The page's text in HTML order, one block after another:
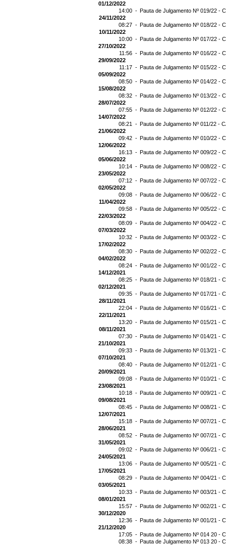
01/12/2022
14:00 - Pauta de Julgamento Nº 019/22 -
24/11/2022
08:27 - Pauta de Julgamento Nº 018/22 -
10/11/2022
10:00 - Pauta de Julgamento Nº 017/22 -
27/10/2022
11:56 - Pauta de Julgamento Nº 016/22 -
29/09/2022
11:17 - Pauta de Julgamento Nº 015/22 -
05/09/2022
08:50 - Pauta de Julgamento Nº 014/22 -
15/08/2022
08:32 - Pauta de Julgamento Nº 013/22 -
28/07/2022
07:55 - Pauta de Julgamento Nº 012/22 -
14/07/2022
08:21 - Pauta de Julgamento Nº 011/22 -
21/06/2022
09:42 - Pauta de Julgamento Nº 010/22 -
12/06/2022
16:13 - Pauta de Julgamento Nº 009/22 -
05/06/2022
10:14 - Pauta de Julgamento Nº 008/22 -
23/05/2022
07:12 - Pauta de Julgamento Nº 007/22 -
02/05/2022
09:08 - Pauta de Julgamento Nº 006/22 -
11/04/2022
09:58 - Pauta de Julgamento Nº 005/22 -
22/03/2022
08:09 - Pauta de Julgamento Nº 004/22 -
07/03/2022
10:32 - Pauta de Julgamento Nº 003/22 -
17/02/2022
08:30 - Pauta de Julgamento Nº 002/22 -
04/02/2022
08:24 - Pauta de Julgamento Nº 001/22 -
14/12/2021
08:25 - Pauta de Julgamento Nº 018/21 -
02/12/2021
09:35 - Pauta de Julgamento Nº 017/21 -
28/11/2021
22:04 - Pauta de Julgamento Nº 016/21 -
22/11/2021
13:20 - Pauta de Julgamento Nº 015/21 -
08/11/2021
07:30 - Pauta de Julgamento Nº 014/21 -
21/10/2021
09:33 - Pauta de Julgamento Nº 013/21 -
07/10/2021
08:40 - Pauta de Julgamento Nº 012/21 -
20/09/2021
09:08 - Pauta de Julgamento Nº 010/21 -
23/08/2021
10:18 - Pauta de Julgamento Nº 009/21 -
09/08/2021
08:45 - Pauta de Julgamento Nº 008/21 -
12/07/2021
15:18 - Pauta de Julgamento Nº 007/21 -
28/06/2021
08:52 - Pauta de Julgamento Nº 007/21 -
31/05/2021
09:02 - Pauta de Julgamento Nº 006/21 -
24/05/2021
13:06 - Pauta de Julgamento Nº 005/21 -
17/05/2021
08:29 - Pauta de Julgamento Nº 004/21 -
03/05/2021
10:33 - Pauta de Julgamento Nº 003/21 -
08/01/2021
15:57 - Pauta de Julgamento Nº 002/21 -
30/12/2020
12:36 - Pauta de Julgamento Nº 001/21 -
21/12/2020
17:05 - Pauta de Julgamento Nº 014 20 -
08:38 - Pauta de Julgamento Nº 013 20 -